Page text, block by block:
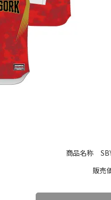
商品名称
販売